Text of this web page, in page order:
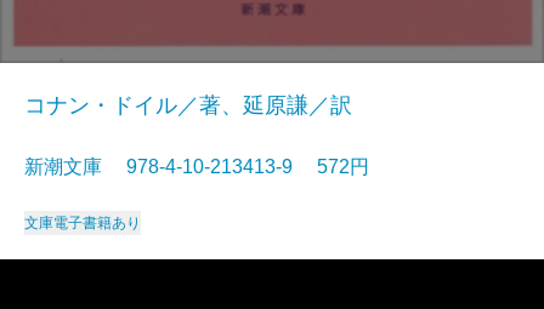
コナン・ドイル／著、延原謙／訳
新潮文庫 978-4-10-213413-9 572円
文庫電子書籍あり